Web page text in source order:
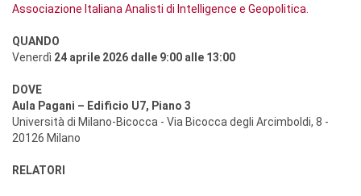
Associazione Italiana Analisti di Intelligence e Geopolitica
QUANDO
Venerdì 24 aprile 2026 dalle 9:00 alle 13:00
DOVE
Aula Pagani – Edificio U7, Piano 3
Università di Milano-Bicocca - Via Bicocca degli Arcimboldi, 8 -
20126 Milano
RELATORI